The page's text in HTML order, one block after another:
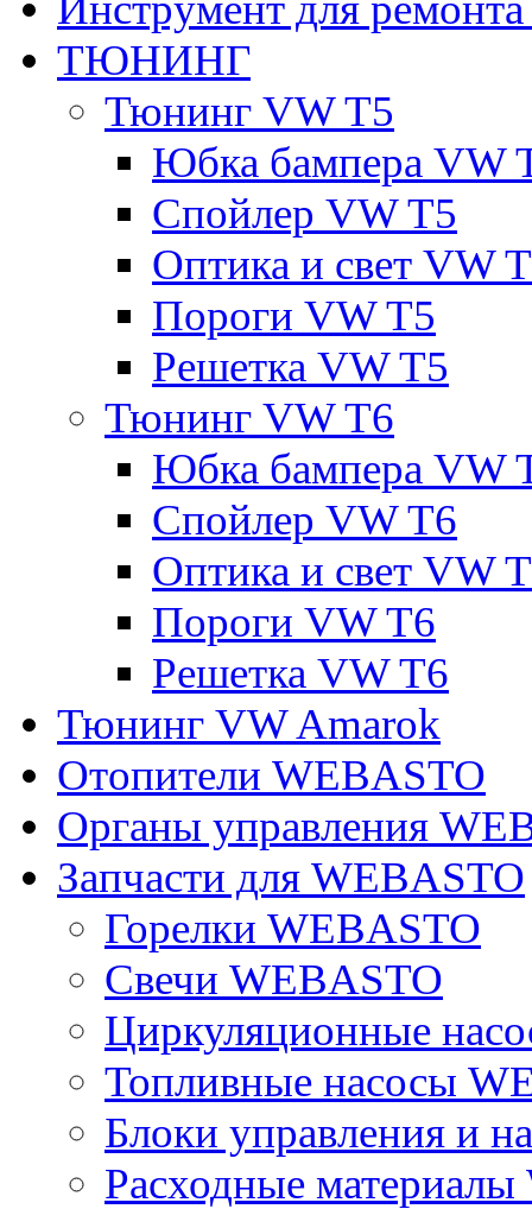
ТЮНИНГ
Тюнинг VW T5
Юбка бампера VW
Спойлер VW T5
Оптика и свет VW
Пороги VW T5
Решетка VW T5
Тюнинг VW T6
Юбка бампера VW
Спойлер VW T6
Оптика и свет VW
Пороги VW T6
Решетка VW T6
Тюнинг VW Amarok
Отопители WEBASTO
Органы управления
Запчасти для WEBASTO
Горелки WEBASTO
Свечи WEBASTO
Циркуляционные
Топливные насосы
Блоки управления и
Расходные